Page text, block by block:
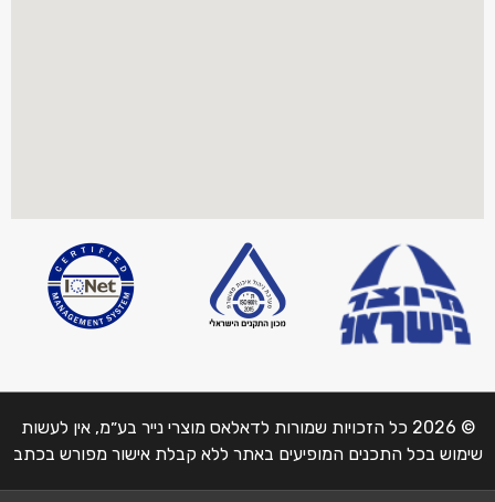
© 2026 כל הזכויות שמורות לדאלאס מוצרי נייר בע״מ, אין לעשות
שימוש בכל התכנים המופיעים באתר ללא קבלת אישור מפורש בכתב